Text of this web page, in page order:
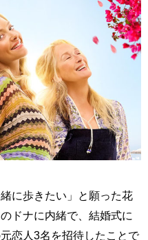
に歩きたい」と願った花
ドナに内緒で、結婚式に
恋人3名を招待したことで